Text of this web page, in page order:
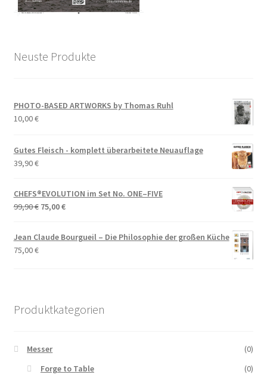
Neuste Produkte
PHOTO-BASED ARTWORKS by Thomas Ruhl
10,00€
Gutes Fleisch - komplett überarbeitete Neuauflage
39,90€
CHEFS®EVOLUTION im Set No. ONE–FIVE
99,90€ Ursprünglicher
war:
75,00€Aktueller
ist:
Jean Claude Bourgueil – Die Philosophie der großen Küche
75,00€
Produktkategorien
Messer
(0)
Forge to Table
(0)